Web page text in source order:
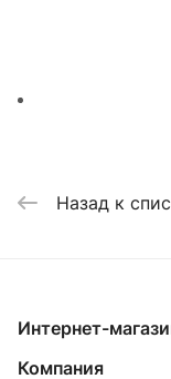
Назад к
Интернет-
Компания